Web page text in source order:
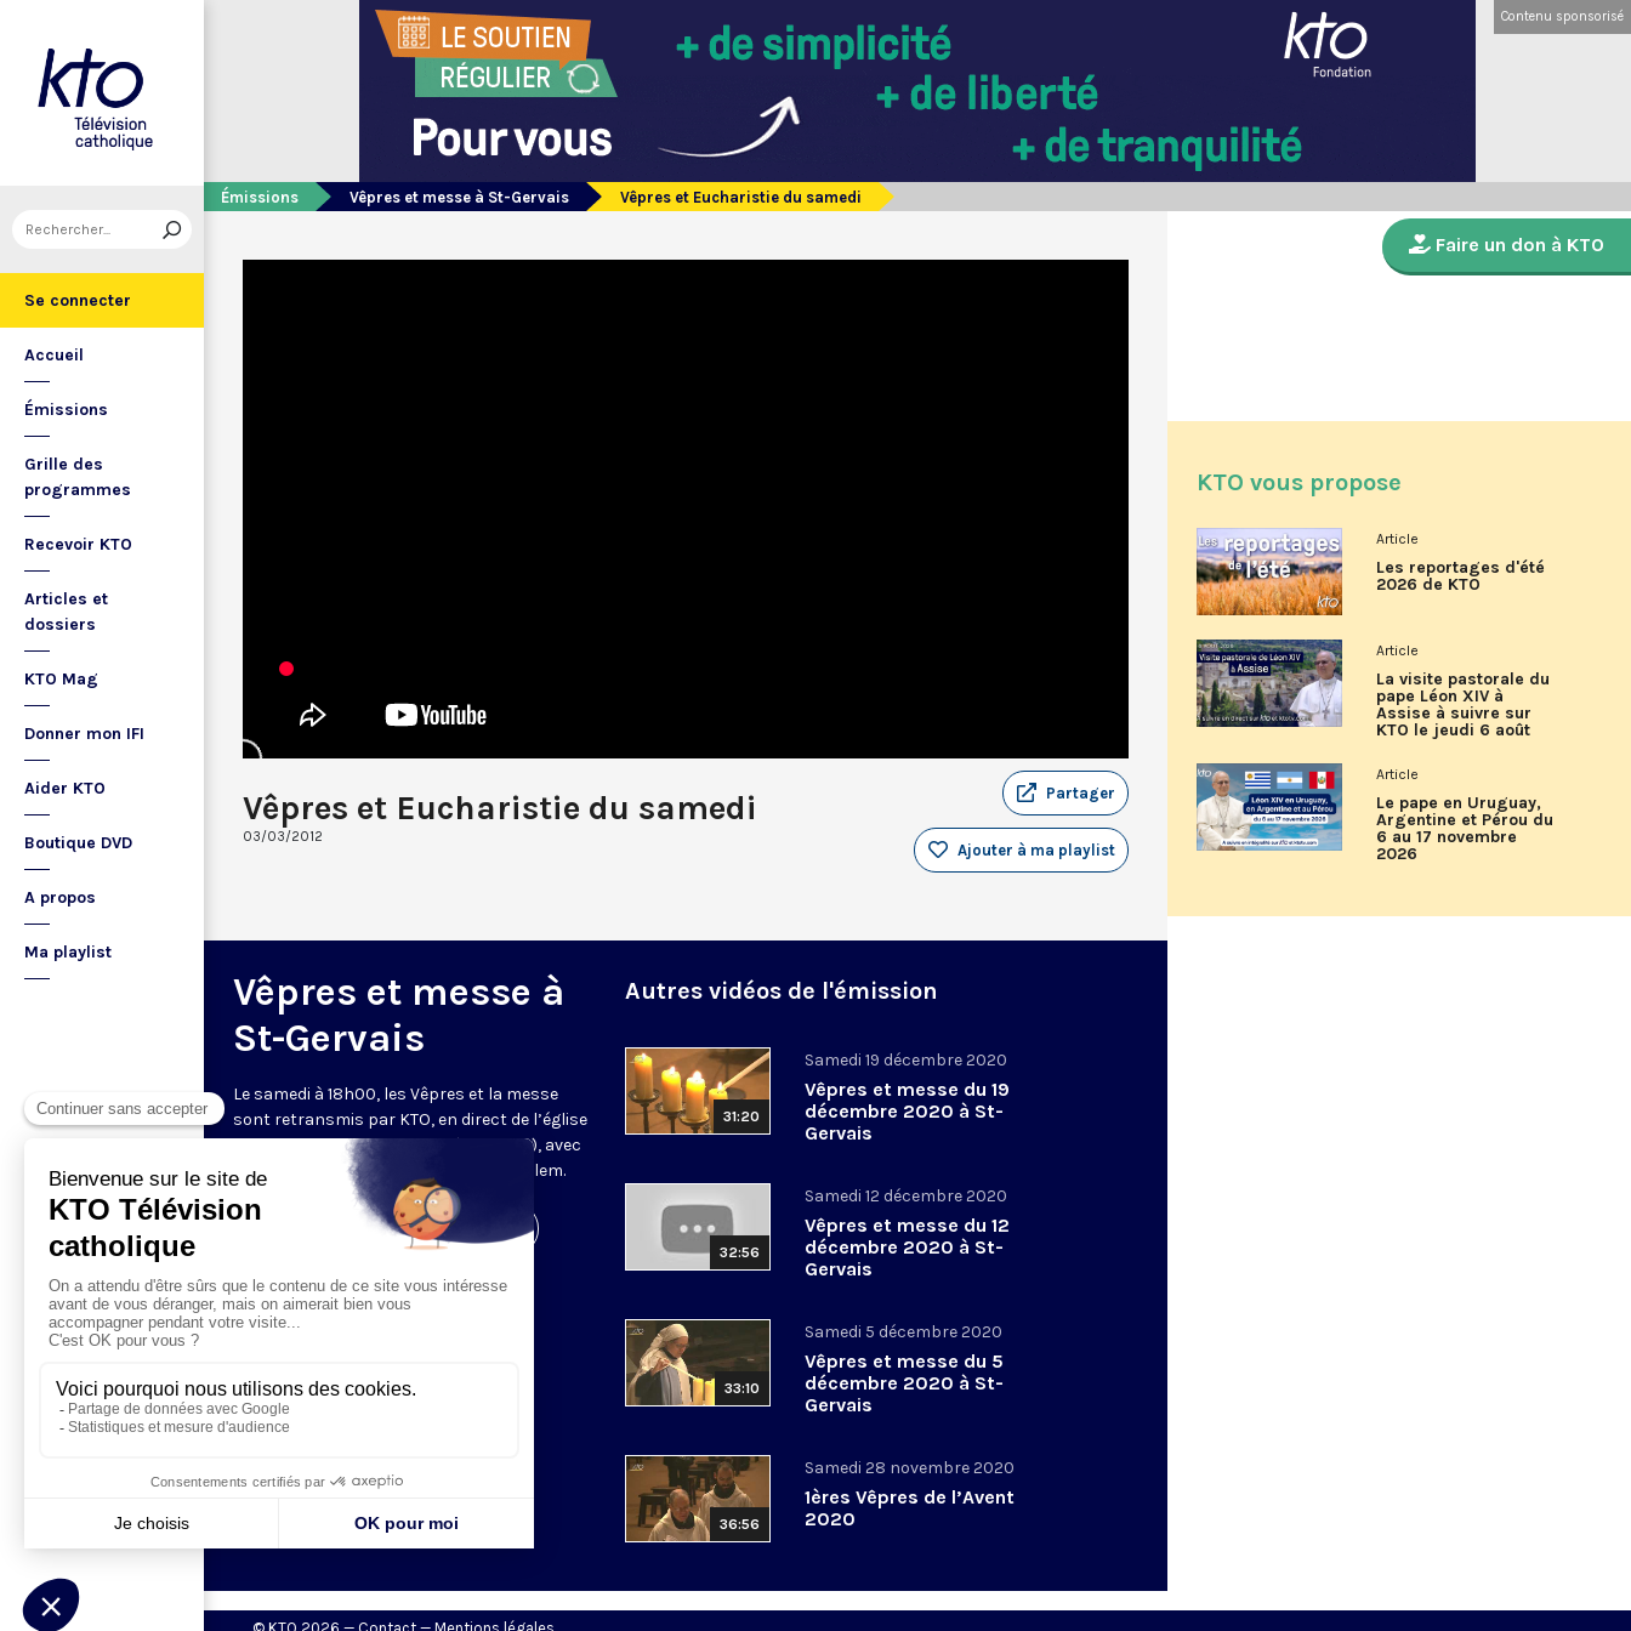
Se connecter
Accueil
Émissions
Grille des
programmes
Recevoir KTO
Articles et
dossiers
KTO Mag
Donner mon IFI
Aider KTO
Boutique DVD
A propos
Ma playlist
Contenu sponsorisé
Émissions Vêpres et messe à St-Gervais Vêpres et Eucharistie du samedi
Vêpres et Eucharistie du samedi
03/03/2012
Partager
Ajouter à ma playlist
Vêpres et messe à
St-Gervais
Le samedi à 18h00, les Vêpres et la messe
sont retransmis par KTO, en direct de l’église
Saint-Gervais-Saint-Protais (Paris, IVe), avec
les Fraternités Monastiques de Jérusalem.
Visiter la page de l'émission
Autres vidéos de l'émission
31:20
Samedi 19 décembre 2020
Vêpres et messe du 19
décembre 2020 à St-
Gervais
32:56
Samedi 12 décembre 2020
Vêpres et messe du 12
décembre 2020 à St-
Gervais
33:10
Samedi 5 décembre 2020
Vêpres et messe du 5
décembre 2020 à St-
Gervais
36:56
Samedi 28 novembre 2020
1ères Vêpres de l’Avent
2020
Faire un don à KTO
KTO vous propose
Article
Les reportages d'été
2026 de KTO
Article
La visite pastorale du
pape Léon XIV à
Assise à suivre sur
KTO le jeudi 6 août
Article
Le pape en Uruguay,
Argentine et Pérou du
6 au 17 novembre
2026